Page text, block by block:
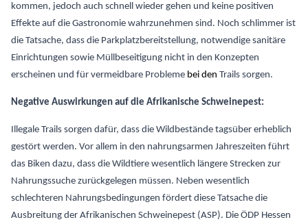
kommen, jedoch auch schnell wieder gehen und keine positiven
Effekte auf die Gastronomie wahrzunehmen sind. Noch schlimmer ist
die Tatsache, dass die Parkplatzbereitstellung, notwendige sanitäre
Einrichtungen sowie Müllbeseitigung nicht in den Konzepten
erscheinen und für vermeidbare Probleme bei den Trails sorgen.
Negative Auswirkungen auf die Afrikanische Schweinepest:
Illegale Trails sorgen dafür, dass die Wildbestände tagsüber erheblich
gestört werden. Vor allem in den nahrungsarmen Jahreszeiten führt
das Biken dazu, dass die Wildtiere wesentlich längere Strecken zur
Nahrungssuche zurückgelegen müssen. Neben wesentlich
schlechteren Nahrungsbedingungen fördert diese Tatsache die
Ausbreitung der Afrikanischen Schweinepest (ASP). Die ÖDP Hessen